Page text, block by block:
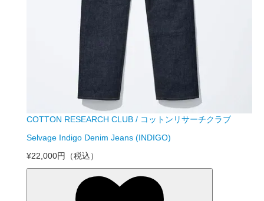
COTTON RESEARCH CLUB / コットンリサーチクラブ
Selvage Indigo Denim Jeans (INDIGO)
¥22,000円
（税込）